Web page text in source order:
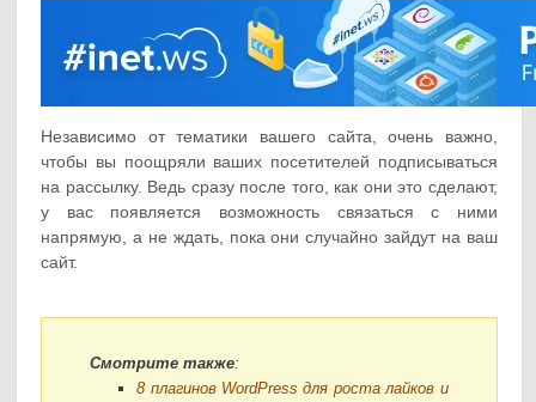
Независимо от тематики вашего сайта, очень важно,
чтобы вы поощряли ваших посетителей подписываться
на рассылку. Ведь сразу после того, как они это сделают,
у вас появляется возможность связаться с ними
напрямую, а не ждать, пока они случайно зайдут на ваш
сайт.
Смотрите также:
8 плагинов WordPress для роста лайков и